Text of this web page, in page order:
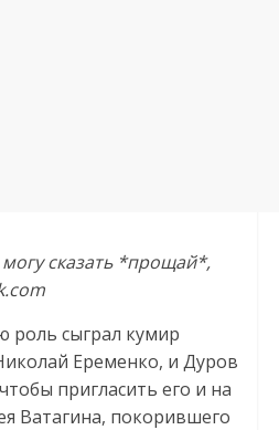
сказать *прощай*,
роль сыграл кумир
Еременко, и Дуров
пригласить его и на
Ватагина, покорившего